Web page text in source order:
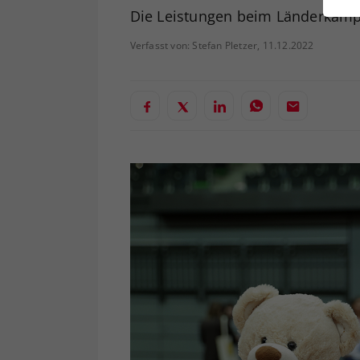
Die Leistungen beim
Verfasst von: Stefan Pletzer, 11.12.2022